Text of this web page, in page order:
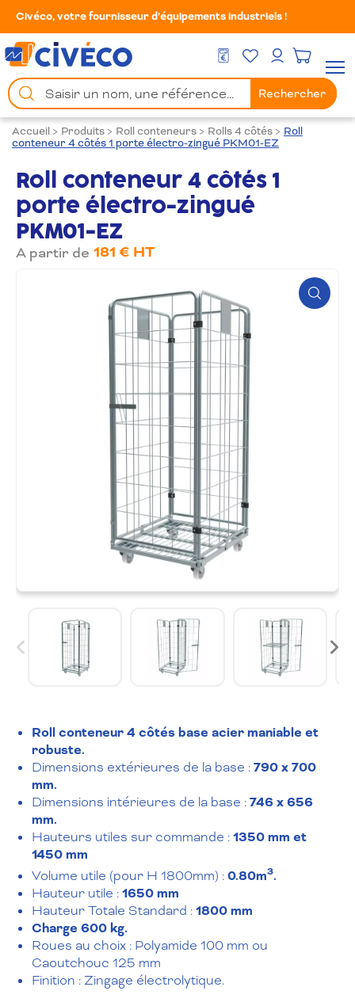
Civéco, votre fournisseur d’équipements industriels !
DEVIS GRATUIT
Mes FavorisMon compte
Chercher
un
produit
Rechercher
Accueil > Produits > Roll conteneurs > Rolls 4 côtés > Roll
conteneur 4 côtés 1 porte électro-zingué PKM01-EZ
Roll conteneur 4 côtés 1
porte électro-zingué
PKM01-EZ
A partir de 181 € HT
Zoom
Roll conteneur 4 côtés base acier maniable et
robuste.
Dimensions extérieures de la base :790 x 700
mm.
Dimensions intérieures de la base :746 x 656
mm.
Hauteurs utiles sur commande :1350 mm et
1450 mm
Volume utile (pour H 1800mm) :0.80m3.
Hauteur utile :1650 mm
Hauteur Totale Standard :1800 mm
Charge 600 kg.
Roues au choix : Polyamide 100 mm ou
Caoutchouc 125 mm
Finition : Zingage électrolytique.